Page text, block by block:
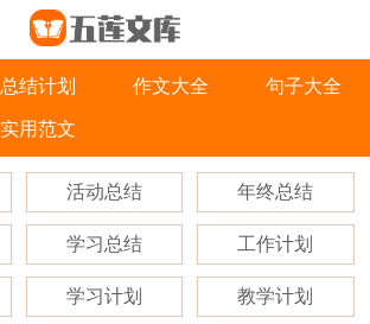
总结计划 作文大全 句子大全
实用范文
活动总结 年终总结
学习总结 工作计划
学习计划 教学计划